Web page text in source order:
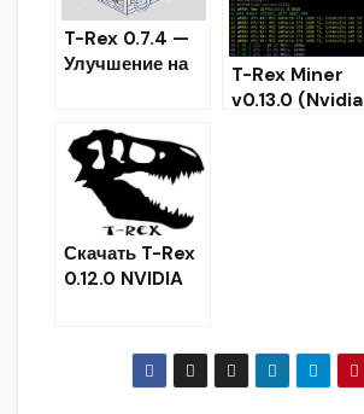
T-Rex 0.7.4 —
Улучшение на
T-Rex Miner
v0.13.0 (Nvidia
Скачать T-Rex
0.12.0 NVIDIA